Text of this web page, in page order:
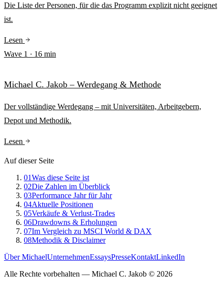
Die Liste der Personen, für die das Programm explizit nicht geeignet
ist.
Lesen
Wave 1 · 16 min
Michael C. Jakob – Werdegang & Methode
Der vollständige Werdegang – mit Universitäten, Arbeitgebern,
Depot und Methodik.
Lesen
Auf dieser Seite
01Was diese Seite ist
02Die Zahlen im Überblick
03Performance Jahr für Jahr
04Aktuelle Positionen
05Verkäufe & Verlust-Trades
06Drawdowns & Erholungen
07Im Vergleich zu MSCI World & DAX
08Methodik & Disclaimer
Über MichaelUnternehmenEssaysPresseKontaktLinkedIn
Alle Rechte vorbehalten — Michael C. Jakob © 2026